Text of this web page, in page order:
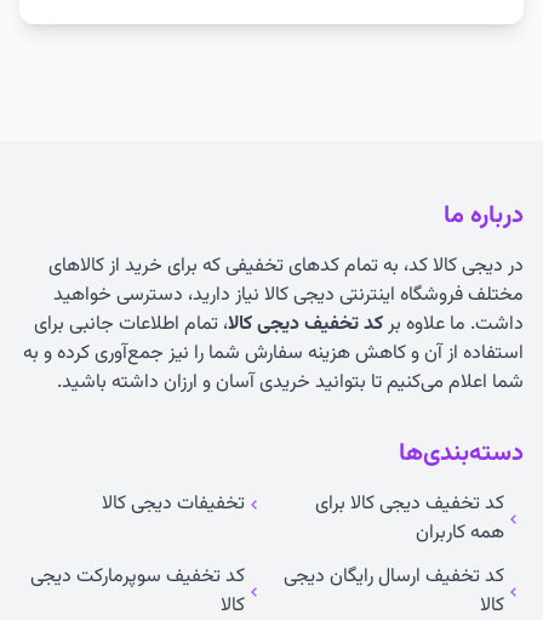
درباره ما
در دیجی کالا کد، به تمام کدهای تخفیفی که برای خرید از کالاهای
مختلف فروشگاه اینترنتی دیجی کالا نیاز دارید، دسترسی خواهید
داشت. ما علاوه برکد تخفیف دیجی کالا، تمام اطلاعات جانبی برای
استفاده از آن و کاهش هزینه سفارش شما را نیز جمع‌آوری کرده و به
شما اعلام می‌کنیم تا بتوانید خریدی آسان و ارزان داشته باشید.
دسته‌بندی‌ها
کد تخفیف دیجی کالا برای
همه کاربران
تخفیفات دیجی کالا
کد تخفیف ارسال رایگان دیجی
کالا
کد تخفیف سوپرمارکت دیجی
کالا